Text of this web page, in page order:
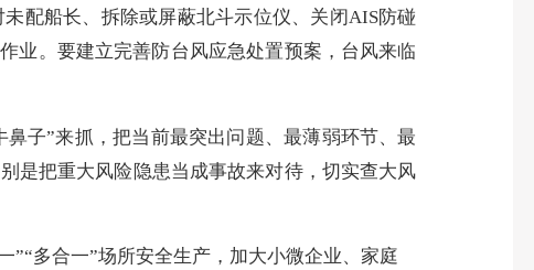
配船长、拆除或屏蔽北斗示位仪、关闭AIS防碰
业。要建立完善防台风应急处置预案，台风来临
子”来抓，把当前最突出问题、最薄弱环节、最
是把重大风险隐患当成事故来对待，切实查大风
”“多合一”场所安全生产，加大小微企业、家庭